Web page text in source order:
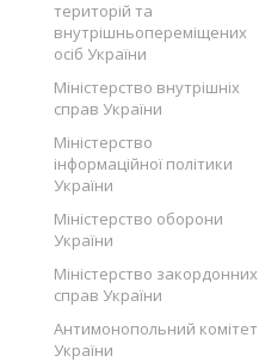
територій та
внутрішньопереміщених
осіб України
Міністерство внутрішніх
справ України
Міністерство
інформаційної політики
України
Міністерство оборони
України
Міністерство закордонних
справ України
Антимонопольний комітет
України